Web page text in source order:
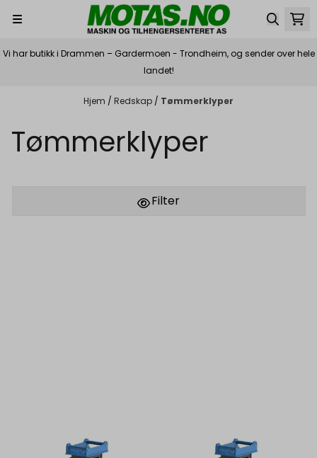
Hopp til innhold
Vi har butikk i Drammen – Gardermoen - Trondheim, og sender over hele
landet!
Hjem / Redskap / Tømmerklyper
Tømmerklyper
Filter